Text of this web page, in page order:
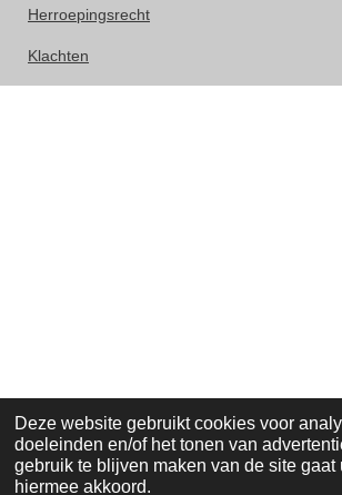
Deze website gebruikt cookies voor
doeleinden en/of het tonen van
gebruik te blijven maken van de site gaat
hiermee akkoord.
Herroepingsrecht
Klachten